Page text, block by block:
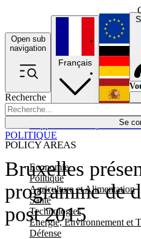
Open sub
navigation
Recherche
Se
POLICY AREAS
Economie
Politique
Agriculture et Alimentation
Santé
Technologies
Energie, Environnement et
Défense
Français
Bruxelles
programme de
post 2015
POLITIQUE